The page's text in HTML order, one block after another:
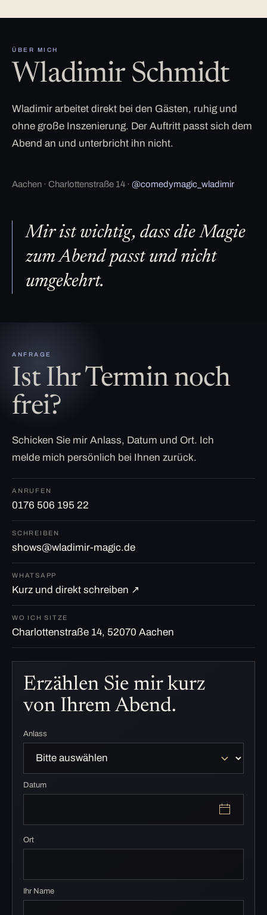
ÜBER MICH
Wladimir Schmidt
Wladimir arbeitet direkt bei den Gästen, ruhig und
ohne große Inszenierung. Der Auftritt passt sich dem
Abend an und unterbricht ihn nicht.
Aachen · Charlottenstraße 14 · @comedymagic_wladimir
Mir ist wichtig, dass die Magie
zum Abend passt und nicht
umgekehrt.
ANFRAGE
Ist Ihr Termin noch
frei?
Schicken Sie mir Anlass, Datum und Ort. Ich
melde mich persönlich bei Ihnen zurück.
ANRUFEN
0176 506 195 22
SCHREIBEN
shows@wladimir-magic.de
WHATSAPP
Kurz und direkt schreiben ↗
WO ICH SITZE
Charlottenstraße 14, 52070 Aachen
Erzählen Sie mir kurz
von Ihrem Abend.
Anlass
Datum
Ort
Ihr Name